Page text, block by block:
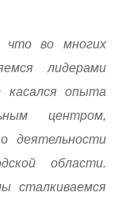
что во многих
лидерами
касался опыта
центром,
деятельности
области.
сталкиваемся